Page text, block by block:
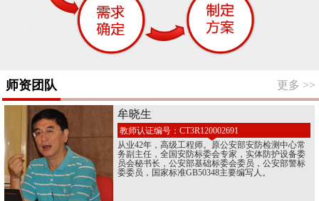
师资团队 更多 >>
牟晓生
教师认证编号：CT3R120002691
从业42年，高级工程师。原公安部安防检测中心常
务副主任，全国安防标委会专家，实体防护设备委
员会秘书长，公安部基础标委会委员，公安部警标
委委员，国家标准GB50348主要编写人。